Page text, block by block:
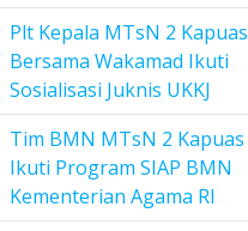
Plt Kepala MTsN 2 Kapuas
Bersama Wakamad Ikuti
Sosialisasi Juknis UKKJ
Tim BMN MTsN 2 Kapuas
Ikuti Program SIAP BMN
Kementerian Agama RI